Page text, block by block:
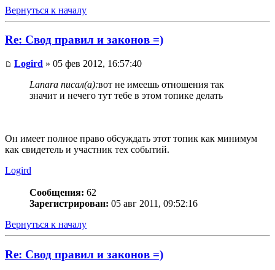
Вернуться к началу
Re: Свод правил и законов =)
Logird » 05 фев 2012, 16:57:40
Lanara писал(а):вот не имеешь отношения так
значит и нечего тут тебе в этом топике делать
Он имеет полное право обсуждать этот топик как минимум
как свидетель и участник тех событий.
Logird
Сообщения: 62
Зарегистрирован: 05 авг 2011, 09:52:16
Вернуться к началу
Re: Свод правил и законов =)